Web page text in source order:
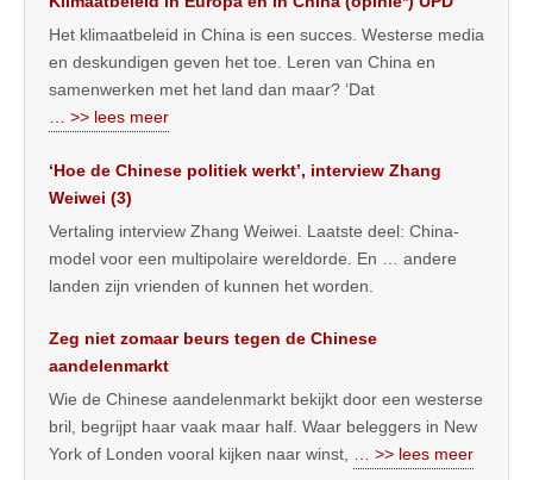
Het klimaatbeleid in China is een succes. Westerse media
en deskundigen geven het toe. Leren van China en
samenwerken met het land dan maar? ‘Dat
… >> lees meer
‘Hoe de Chinese politiek werkt’, interview Zhang
Weiwei (3)
Vertaling interview Zhang Weiwei. Laatste deel: China-
model voor een multipolaire wereldorde. En … andere
landen zijn vrienden of kunnen het worden.
Zeg niet zomaar beurs tegen de Chinese
aandelenmarkt
Wie de Chinese aandelenmarkt bekijkt door een westerse
bril, begrijpt haar vaak maar half. Waar beleggers in New
York of Londen vooral kijken naar winst, … >> lees meer